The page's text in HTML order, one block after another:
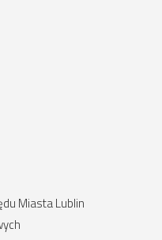
Miasta Lublin